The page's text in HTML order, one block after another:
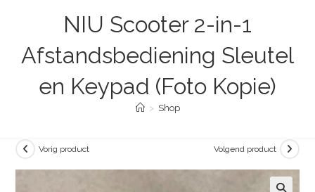
NIU Scooter 2-in-1
Afstandsbediening Sleutel
en Keypad (Foto Kopie)
> Shop
Vorig product Volgend product